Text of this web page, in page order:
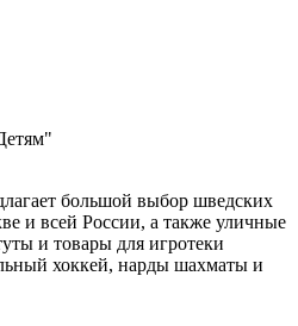
большой выбор шведских
и всей России, а также уличные
и товары для игротеки
хоккей, нарды шахматы и